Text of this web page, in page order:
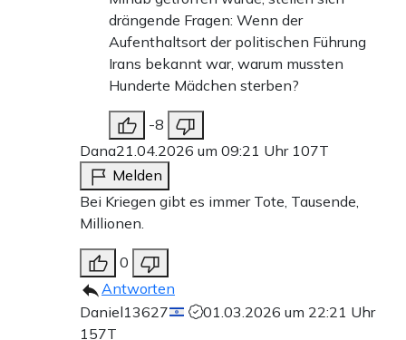
drängende Fragen: Wenn der
Aufenthaltsort der politischen Führung
Irans bekannt war, warum mussten
Hunderte Mädchen sterben?
-8
Dana21.04.2026 um 09:21 Uhr 107T
Melden
Bei Kriegen gibt es immer Tote, Tausende,
Millionen.
0
Antworten
Daniel13627
01.03.2026 um 22:21 Uhr
157T